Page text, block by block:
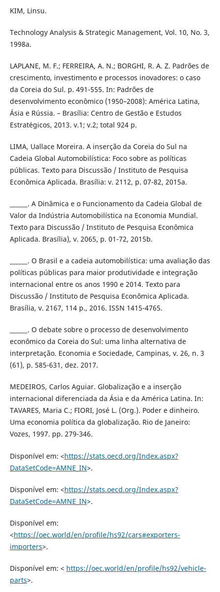
KIM, Linsu.
Technology Analysis & Strategic Management, Vol. 10, No. 3,
1998a.
LAPLANE, M. F.; FERREIRA, A. N.; BORGHI, R. A. Z. Padrões de
crescimento, investimento e processos inovadores: o caso
da Coreia do Sul. p. 491-555. In: Padrões de
desenvolvimento econômico (1950–2008): América Latina,
Ásia e Rússia. – Brasília: Centro de Gestão e Estudos
Estratégicos, 2013. v.1; v.2; total 924 p.
LIMA, Uallace Moreira. A inserção da Coreia do Sul na
Cadeia Global Automobilística: Foco sobre as políticas
públicas. Texto para Discussão / Instituto de Pesquisa
Econômica Aplicada. Brasília: v. 2112, p. 07-82, 2015a.
______. A Dinâmica e o Funcionamento da Cadeia Global de
Valor da Indústria Automobilística na Economia Mundial.
Texto para Discussão / Instituto de Pesquisa Econômica
Aplicada. Brasília), v. 2065, p. 01-72, 2015b.
______. O Brasil e a cadeia automobilística: uma avaliação das
políticas públicas para maior produtividade e integração
internacional entre os anos 1990 e 2014. Texto para
Discussão / Instituto de Pesquisa Econômica Aplicada.
Brasília, v. 2167, 114 p., 2016. ISSN 1415-4765.
______. O debate sobre o processo de desenvolvimento
econômico da Coreia do Sul: uma linha alternativa de
interpretação. Economia e Sociedade, Campinas, v. 26, n. 3
(61), p. 585-631, dez. 2017.
MEDEIROS, Carlos Aguiar. Globalização e a inserção
internacional diferenciada da Ásia e da América Latina. In:
TAVARES, Maria C.; FIORI, José L. (Org.). Poder e dinheiro.
Uma economia política da globalização. Rio de Janeiro:
Vozes, 1997. pp. 279-346.
Disponível em: <https://stats.oecd.org/Index.aspx?
DataSetCode=AMNE_IN>.
Disponível em: <https://stats.oecd.org/Index.aspx?
DataSetCode=AMNE_IN>.
Disponível em:
<https://oec.world/en/profile/hs92/cars#exporters-
importers>.
Disponível em: < https://oec.world/en/profile/hs92/vehicle-
parts>.